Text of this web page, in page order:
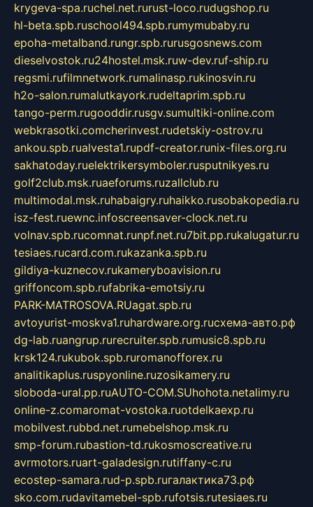
krygeva-spa.ruchel.net.rurust-loco.rudugshop.ru
hl-beta.spb.ruschool494.spb.rumymubaby.ru
epoha-metalband.rungr.spb.rurusgosnews.com
dieselvostok.ru24hostel.msk.ruw-dev.ruf-ship.ru
regsmi.rufilmnetwork.rumalinasp.rukinosvin.ru
h2o-salon.rumalutkayork.rudeltaprim.spb.ru
tango-perm.rugooddir.rusgv.sumultiki-online.com
webkrasotki.comcherinvest.rudetskiy-ostrov.ru
ankou.spb.rualvesta1.rupdf-creator.runix-files.org.ru
sakhatoday.ruelektrikersymboler.rusputnikyes.ru
golf2club.msk.ruaeforums.ruzallclub.ru
multimodal.msk.ruhabaigry.ruhaikko.rusobakopedia.ru
isz-fest.ruewnc.infoscreensaver-clock.net.ru
volnav.spb.rucomnat.runpf.net.ru7bit.pp.rukalugatur.ru
tesiaes.rucard.com.rukazanka.spb.ru
gildiya-kuznecov.rukameryboavision.ru
griffoncom.spb.rufabrika-emotsiy.ru
PARK-MATROSOVA.RUagat.spb.ru
avtoyurist-moskva1.ruhardware.org.ruсхема-авто.рф
dg-lab.ruangrup.rurecruiter.spb.rumusic8.spb.ru
krsk124.rukubok.spb.ruromanofforex.ru
analitikaplus.ruspyonline.ruzosikamery.ru
sloboda-ural.pp.ruAUTO-COM.SUhohota.netalimy.ru
online-z.comaromat-vostoka.ruotdelkaexp.ru
mobilvest.rubbd.net.rumebelshop.msk.ru
smp-forum.rubastion-td.rukosmoscreative.ru
avrmotors.ruart-galadesign.rutiffany-c.ru
ecostep-samara.rud-p.spb.ruгалактика73.рф
sko.com.rudavitamebel-spb.rufotsis.rutesiaes.ru